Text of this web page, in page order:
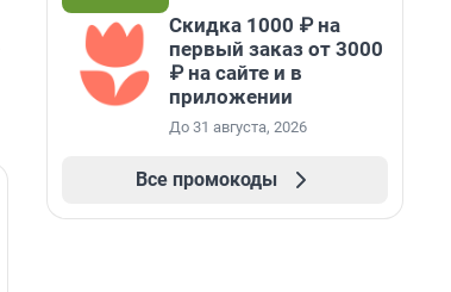
Скидка 1000 ₽ на
первый заказ от 3000
₽ на сайте и в
приложении
До 31 августа, 2026
Все промокоды